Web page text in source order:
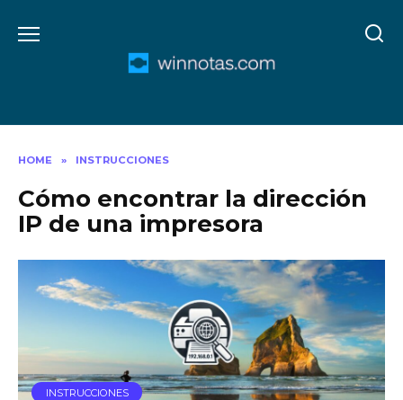
HOME » INSTRUCCIONES
Cómo encontrar la dirección
IP de una impresora
INSTRUCCIONES